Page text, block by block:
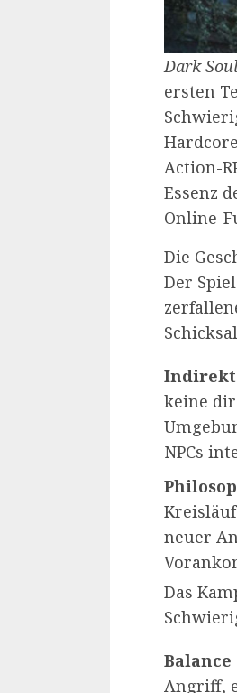
Dark
ersten
Action-
Essenz
Online-
Die
Der
keine
NPCs
neuer
Das
Angriff,